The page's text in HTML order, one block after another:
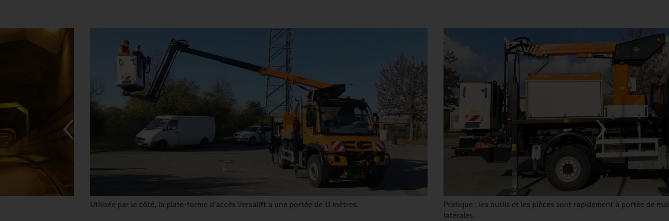
Utilisée par le côté, la plate-forme d'accès Versalift a une portée de 11 mètres.
Pratique : les outils et les pièces sont rapidement à portée de
latérales.